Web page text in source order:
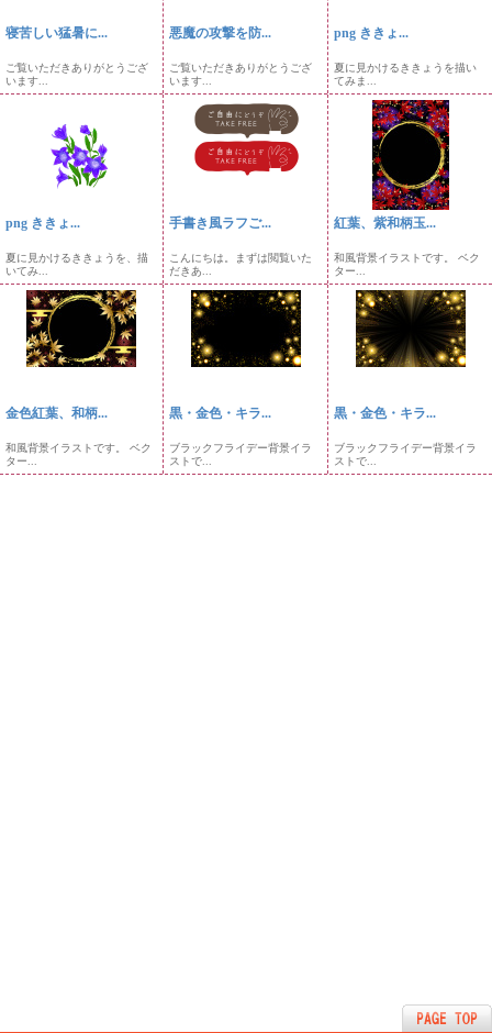
寝苦しい猛暑に...
ご覧いただきありがとうござ
います...
悪魔の攻撃を防...
ご覧いただきありがとうござ
います...
png ききょ...
夏に見かけるききょうを描い
てみま...
png ききょ...
夏に見かけるききょうを、描
いてみ...
手書き風ラフご...
こんにちは。まずは閲覧いた
だきあ...
紅葉、紫和柄玉...
和風背景イラストです。 ベク
ター...
金色紅葉、和柄...
和風背景イラストです。 ベク
ター...
黒・金色・キラ...
ブラックフライデー背景イラ
ストで...
黒・金色・キラ...
ブラックフライデー背景イラ
ストで...